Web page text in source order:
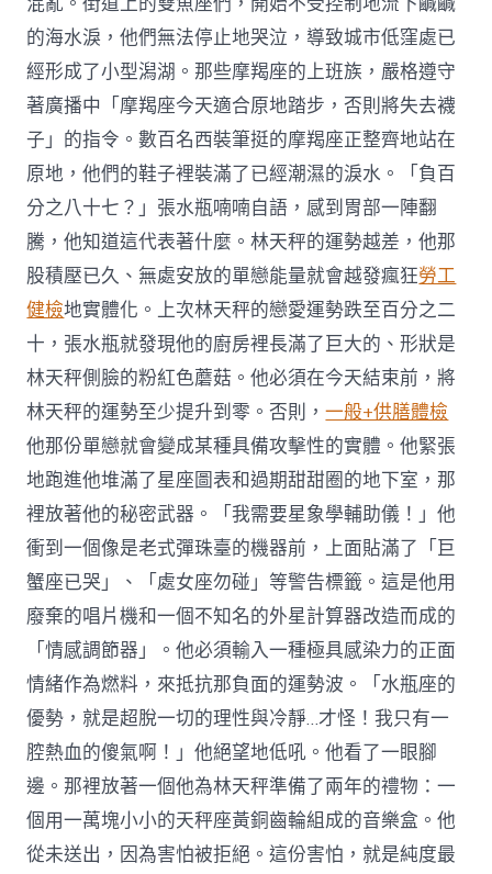
的海水淚，他們無法停止地哭泣，導致城市低窪處已
經形成了小型潟湖。那些摩羯座的上班族，嚴格遵守
著廣播中「摩羯座今天適合原地踏步，否則將失去襪
子」的指令。數百名西裝筆挺的摩羯座正整齊地站在
原地，他們的鞋子裡裝滿了已經潮濕的淚水。「負百
分之八十七？」張水瓶喃喃自語，感到胃部一陣翻
騰，他知道這代表著什麼。林天秤的運勢越差，他那
股積壓已久、無處安放的單戀能量就會越發瘋狂勞工
健檢地實體化。上次林天秤的戀愛運勢跌至百分之二
十，張水瓶就發現他的廚房裡長滿了巨大的、形狀是
林天秤側臉的粉紅色蘑菇。他必須在今天結束前，將
林天秤的運勢至少提升到零。否則，一般+供膳體檢
他那份單戀就會變成某種具備攻擊性的實體。他緊張
地跑進他堆滿了星座圖表和過期甜甜圈的地下室，那
裡放著他的秘密武器。「我需要星象學輔助儀！」他
衝到一個像是老式彈珠臺的機器前，上面貼滿了「巨
蟹座已哭」、「處女座勿碰」等警告標籤。這是他用
廢棄的唱片機和一個不知名的外星計算器改造而成的
「情感調節器」。他必須輸入一種極具感染力的正面
情緒作為燃料，來抵抗那負面的運勢波。「水瓶座的
優勢，就是超脫一切的理性與冷靜…才怪！我只有一
腔熱血的傻氣啊！」他絕望地低吼。他看了一眼腳
邊。那裡放著一個他為林天秤準備了兩年的禮物：一
個用一萬塊小小的天秤座黃銅齒輪組成的音樂盒。他
從未送出，因為害怕被拒絕。這份害怕，就是純度最